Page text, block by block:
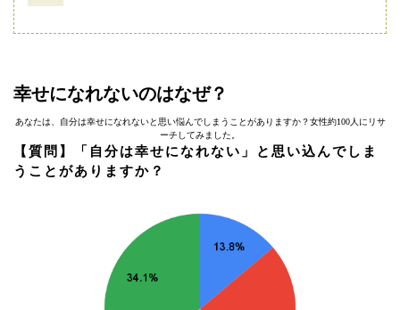
幸せになれないのはなぜ？
あなたは、自分は幸せになれないと思い悩んでしまうことがありますか？女性約100人にリサ
ーチしてみました。
【質問】「自分は幸せになれない」と思い込んでしま
うことがありますか？